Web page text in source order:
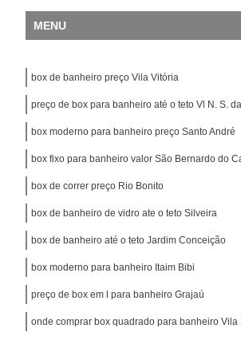
MENU
box de banheiro preço Vila Vitória
preço de box para banheiro até o teto Vl N. S.
box moderno para banheiro preço Santo André
box fixo para banheiro valor São Bernardo do
box de correr preço Rio Bonito
box de banheiro de vidro ate o teto Silveira
box de banheiro até o teto Jardim Conceição
box moderno para banheiro Itaim Bibi
preço de box em l para banheiro Grajaú
onde comprar box quadrado para banheiro Vila